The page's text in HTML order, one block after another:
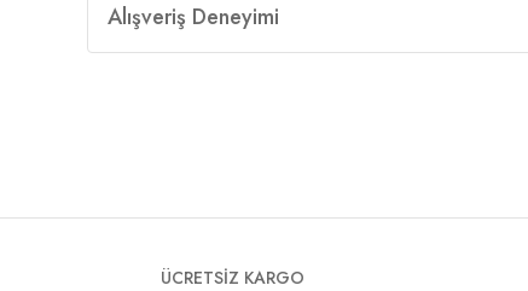
Alışveriş Deneyimi
ÜCRETSİZ KARGO